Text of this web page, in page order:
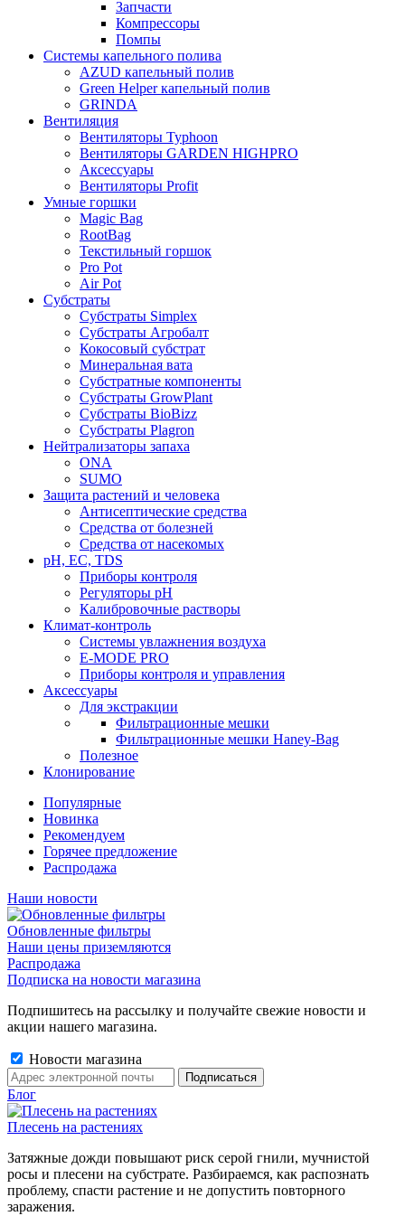
Запчасти
Компрессоры
Помпы
Системы капельного полива
AZUD капельный полив
Green Helper капельный полив
GRINDA
Вентиляция
Вентиляторы Typhoon
Вентиляторы GARDEN HIGHPRO
Аксессуары
Вентиляторы Profit
Умные горшки
Magic Bag
RootBag
Текстильный горшок
Pro Pot
Air Pot
Субстраты
Субстраты Simplex
Субстраты Агробалт
Кокосовый субстрат
Минеральная вата
Субстратные компоненты
Субстраты GrowPlant
Субстраты BioBizz
Субстраты Plagron
Нейтрализаторы запаха
ONA
SUMO
Защита растений и человека
Антисептические средства
Средства от болезней
Средства от насекомых
pH, EC, TDS
Приборы контроля
Регуляторы pH
Калибровочные растворы
Климат-контроль
Системы увлажнения воздуха
E-MODE PRO
Приборы контроля и управления
Аксессуары
Для экстракции
Фильтрационные мешки
Фильтрационные мешки Haney-Bag
Полезное
Клонирование
Популярные
Новинка
Рекомендуем
Горячее предложение
Распродажа
Наши новости
Обновленные фильтры
Наши цены приземляются
Распродажа
Подписка на новости магазина
Подпишитесь на рассылку и получайте свежие новости и
акции нашего магазина.
Новости магазина
Блог
Плесень на растениях
Затяжные дожди повышают риск серой гнили, мучнистой
росы и плесени на субстрате. Разбираемся, как распознать
проблему, спасти растение и не допустить повторного
заражения.